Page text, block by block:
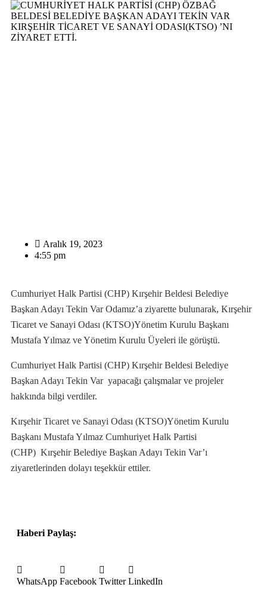
Aralık 19, 2023
4:55 pm
Cumhuriyet Halk Partisi (CHP) Kırşehir Beldesi Belediye
Başkan Adayı Tekin Var Odamız’a ziyarette bulunarak, Kırşehir
Ticaret ve Sanayi Odası (KTSO)Yönetim Kurulu Başkanı
Mustafa Yılmaz ve Yönetim Kurulu Üyeleri ile görüştü.
Cumhuriyet Halk Partisi (CHP) Kırşehir Beldesi Belediye
Başkan Adayı Tekin Var yapacağı çalışmalar ve projeler
hakkında bilgi verdiler.
Kırşehir Ticaret ve Sanayi Odası (KTSO)Yönetim Kurulu
Başkanı Mustafa Yılmaz Cumhuriyet Halk Partisi
(CHP) Kırşehir Belediye Başkan Adayı Tekin Var’ı
ziyaretlerinden dolayı teşekkür ettiler.
Haberi Paylaş:
WhatsApp Facebook Twitter LinkedIn